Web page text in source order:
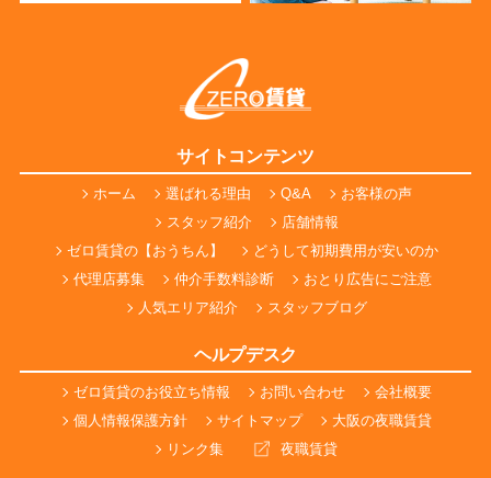
サイトコンテンツ
ホーム 選ばれる理由 Q&A
お客様の声
スタッフ紹介
店舗情報
ゼロ賃貸の【おうちん】
どうして初期費用が安いのか
代理店募集
仲介手数料診断
おとり広告にご注意
人気エリア紹介
スタッフブログ
ヘルプデスク
ゼロ賃貸のお役立ち情報 お問い合わせ
会社概要
個人情報保護方針
サイトマップ
大阪の夜職賃貸
リンク集
夜職賃貸